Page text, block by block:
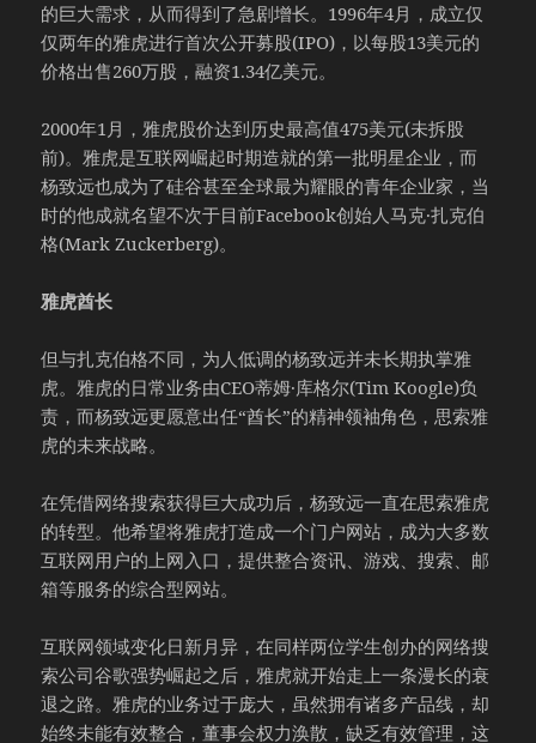
的巨大需求，从而得到了急剧增长。1996年4月，成立仅
仅两年的雅虎进行首次公开募股(IPO)，以每股13美元的
价格出售260万股，融资1.34亿美元。
2000年1月，雅虎股价达到历史最高值475美元(未拆股
前)。雅虎是互联网崛起时期造就的第一批明星企业，而
杨致远也成为了硅谷甚至全球最为耀眼的青年企业家，当
时的他成就名望不次于目前Facebook创始人马克·扎克伯
格(Mark Zuckerberg)。
雅虎酋长
但与扎克伯格不同，为人低调的杨致远并未长期执掌雅
虎。雅虎的日常业务由CEO蒂姆·库格尔(Tim Koogle)负
责，而杨致远更愿意出任“酋长”的精神领袖角色，思索雅
虎的未来战略。
在凭借网络搜索获得巨大成功后，杨致远一直在思索雅虎
的转型。他希望将雅虎打造成一个门户网站，成为大多数
互联网用户的上网入口，提供整合资讯、游戏、搜索、邮
箱等服务的综合型网站。
互联网领域变化日新月异，在同样两位学生创办的网络搜
索公司谷歌强势崛起之后，雅虎就开始走上一条漫长的衰
退之路。雅虎的业务过于庞大，虽然拥有诸多产品线，却
始终未能有效整合，董事会权力涣散，缺乏有效管理，这